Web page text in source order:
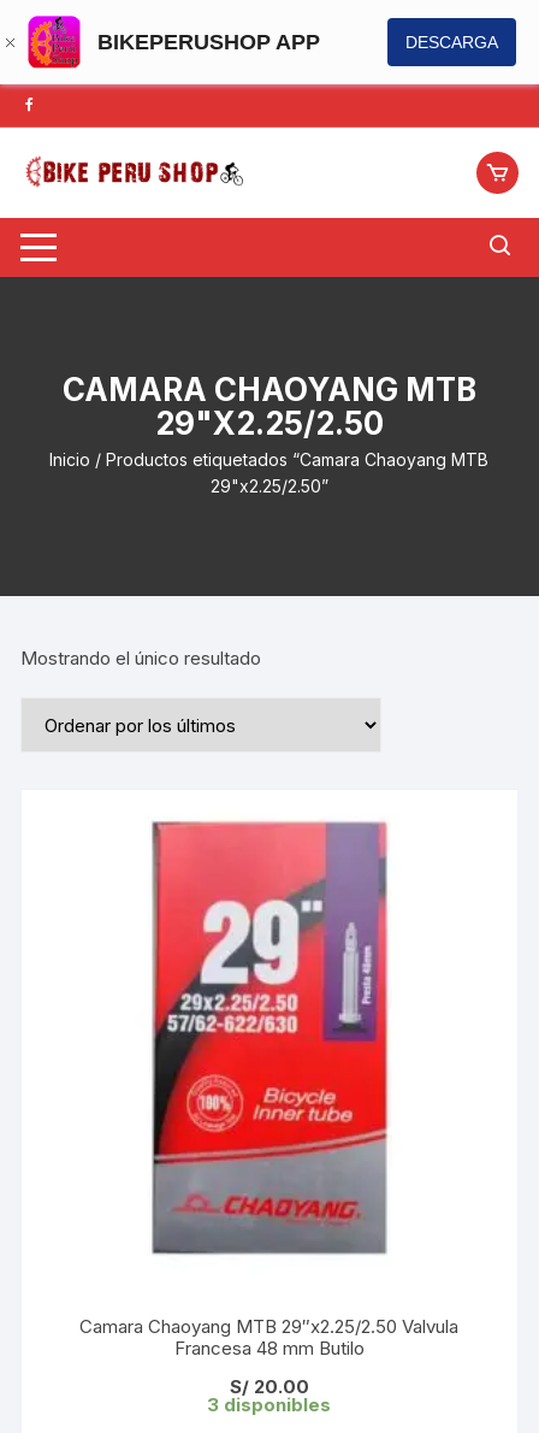
BIKEPERUSHOP APP DESCARGA
Saltar
al
contenido
CAMARA CHAOYANG MTB
29"X2.25/2.50
Inicio / Productos etiquetados “Camara Chaoyang MTB
29"x2.25/2.50”
Mostrando el único resultado
Camara Chaoyang MTB 29″x2.25/2.50 Valvula
Francesa 48 mm Butilo
S/20.00
3 disponibles